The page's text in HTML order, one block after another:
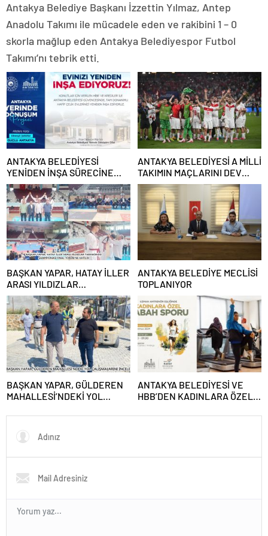
Antakya Belediye Başkanı İzzettin Yılmaz, Antep
Anadolu Takımı ile mücadele eden ve rakibini 1 – 0
skorla mağlup eden Antakya Belediyespor Futbol
Takımı’nı tebrik etti.
ANTAKYA BELEDİYESİ
YENİDEN İNŞA SÜRECİNE
DESTEK VERECEK
ANTAKYA BELEDİYESİ A MİLLİ
TAKIMIN MAÇLARINI DEV
EKRANDAN YAYINLAYACAK
BAŞKAN YAPAR, HATAY İLLER
ARASI YILDIZLAR
TAEKWONDO ŞAMPİYONASI
FİNAL TÖRENİ’NE KATILDI
ANTAKYA BELEDİYE MECLİSİ
TOPLANIYOR
BAŞKAN YAPAR, GÜLDEREN
MAHALLESİ’NDEKİ YOL
ANTAKYA BELEDİYESİ VE
HBB’DEN KADINLARA ÖZEL